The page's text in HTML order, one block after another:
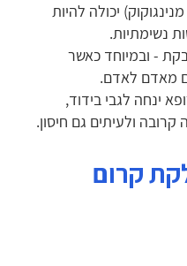
יכולה להיות
נשימתיות.
- ובמיוחד כאשר
מאדם לאדם.
ינחה לגבי בידוד,
ולעיתים גם חיסון.
קרום